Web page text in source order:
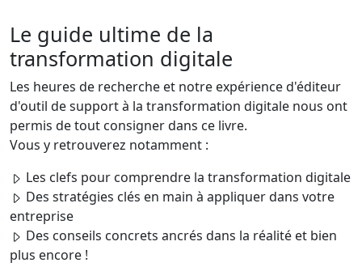
Le guide ultime de la
transformation digitale
Les heures de recherche et notre expérience d'éditeur
d'outil de support à la transformation digitale nous ont
permis de tout consigner dans ce livre.
Vous y retrouverez notamment :
Les clefs pour comprendre la transformation digitale
Des stratégies clés en main à appliquer dans votre
entreprise
Des conseils concrets ancrés dans la réalité et bien
plus encore !